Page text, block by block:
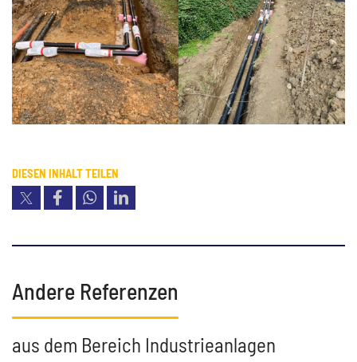
DIESEN INHALT TEILEN
Andere Referenzen
aus dem Bereich Industrieanlagen